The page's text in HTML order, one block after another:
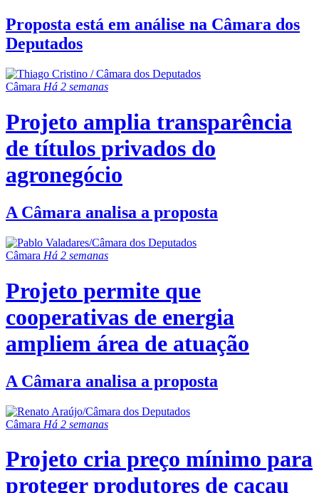
Proposta está em análise na Câmara dos
Deputados
Câmara Há 2 semanas
Projeto amplia transparência
de títulos privados do
agronegócio
A Câmara analisa a proposta
Câmara Há 2 semanas
Projeto permite que
cooperativas de energia
ampliem área de atuação
A Câmara analisa a proposta
Câmara Há 2 semanas
Projeto cria preço mínimo para
proteger produtores de cacau